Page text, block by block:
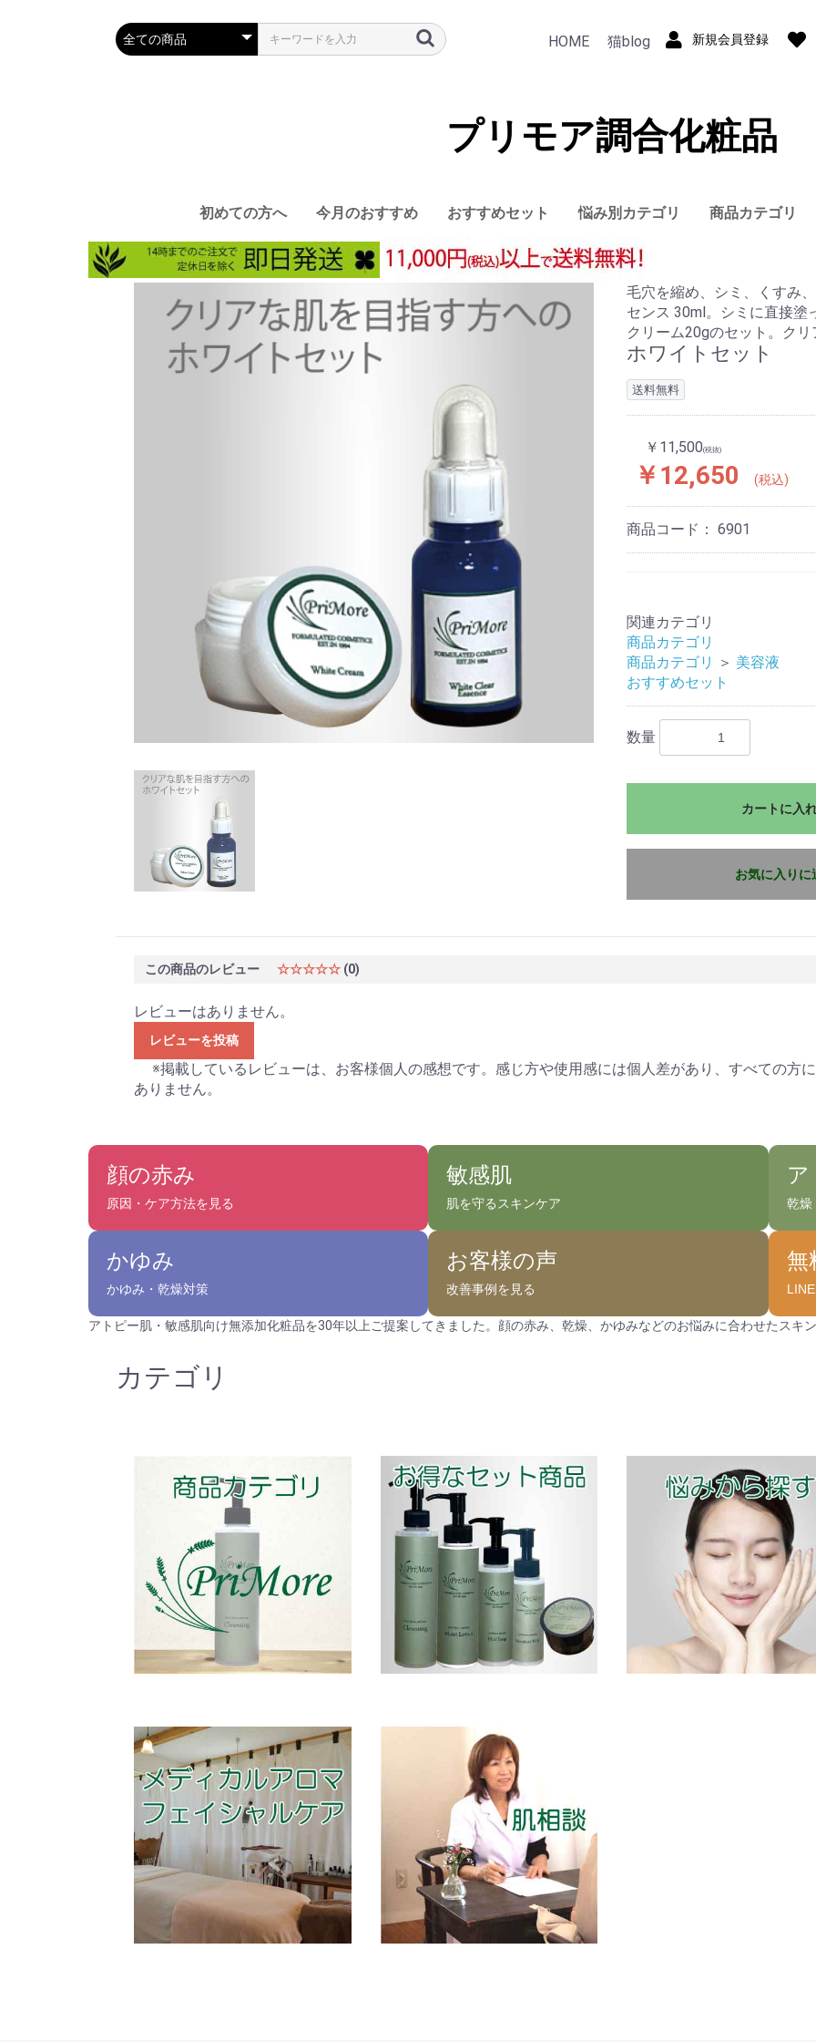
HOME 猫blog 新規会員登録
プリモア調合化粧品
初めての方へ 今月のおすすめ おすすめセット 悩み別カテゴリ
敏感肌
アトピー乾燥肌
ニキビ肌
肩こり・頭痛
商品カテゴリ
毛穴を縮め、シミ、くすみ
センス 30ml。シミに直接塗
クリーム20gのセット。ク
ホワイトセット
送料無料
￥11,500(税抜)
￥12,650 (税込)
商品コード： 6901
関連カテゴリ
商品カテゴリ
商品カテゴリ
＞ 美容液
おすすめセット
数量
カートに入
お気に入りに
この商品のレビュー ☆☆☆☆☆ (0)
レビューはありません。
レビューを投稿
※掲載しているレビューは、お客様個人の感想です。感じ方や使用感には個人差があり、すべての方
ありません。
顔の赤み
原因・ケア方法を見る
敏感肌
肌を守るスキンケア
ア
乾燥
かゆみ
かゆみ・乾燥対策
お客様の声
改善事例を見る
無
アトピー肌・敏感肌向け無添加化粧品を30年以上ご提案してきました。顔の赤み、乾燥、かゆみなどのお悩みに合わせたスキ
カテゴリ